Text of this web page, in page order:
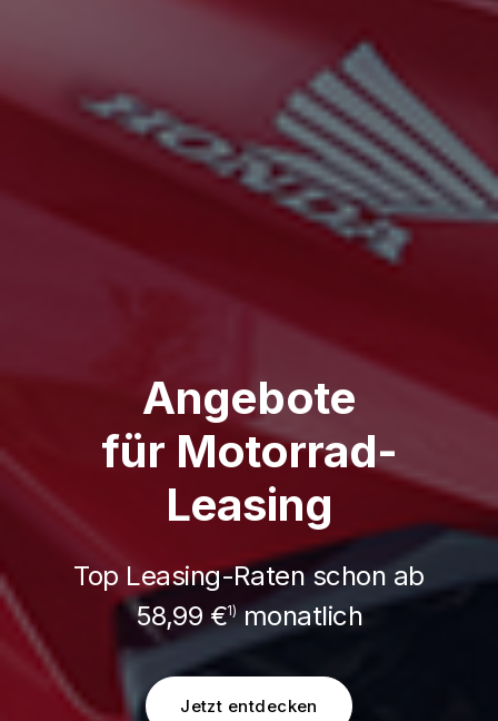
Angebote
für Motorrad-
Leasing
Top Leasing-Raten schon ab
58,99 €1)monatlich
Jetzt entdecken
2,99 % eff.
Jahreszins
nur für Fahrschulen
Jetzt entdecken
Probe fahren
vor Ort
bei Ihrem Honda
Motorrad Händler